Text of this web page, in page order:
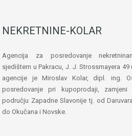
NEKRETNINE-KOLAR
Agencija za posredovanje
sjedištem u Pakracu, J. J. Strossmayera
agencije je Miroslav Kolar, dipl. ing.
posredovanje pri kupoprodaji,
području Zapadne Slavonije tj. od
do Okučana i Novske.